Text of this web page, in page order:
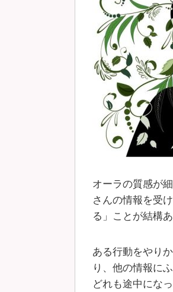
オーラの質感が
さんの情報を受
る」ことが結構あ
ある行動をやり
り、他の情報に
どれも途中にな